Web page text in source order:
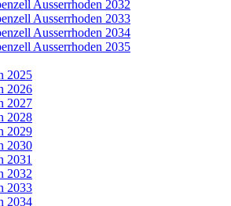
Ausserrhoden 2032
Ausserrhoden 2033
Ausserrhoden 2034
Ausserrhoden 2035
2025
2026
2027
2028
2029
2030
2031
2032
2033
2034